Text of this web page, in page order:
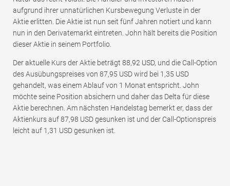
aufgrund ihrer unnatürlichen Kursbewegung Verluste in der
Aktie erlitten. Die Aktie ist nun seit fünf Jahren notiert und kann
nun in den Derivatemarkt eintreten. John hält bereits die Position
dieser Aktie in seinem Portfolio.
Der aktuelle Kurs der Aktie beträgt 88,92 USD, und die Call-Option
des Ausübungspreises von 87,95 USD wird bei 1,35 USD
gehandelt, was einem Ablauf von 1 Monat entspricht. John
möchte seine Position absichern und daher das Delta für diese
Aktie berechnen. Am nächsten Handelstag bemerkt er, dass der
Aktienkurs auf 87,98 USD gesunken ist und der Call-Optionspreis
leicht auf 1,31 USD gesunken ist.